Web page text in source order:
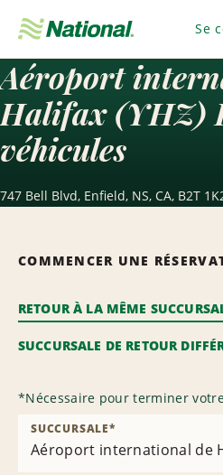
navigation
Se
Aéroport
Halifax (YHZ)
véhicules
747 Bell Blvd, Enfield, NS, CA, B2T
COMMENCER UNE
RETOUR À LA MÊME
SUCCURSALE DE RETOUR
*Nécessaire pour terminer
Aéroport international de
SUCCURSALE*